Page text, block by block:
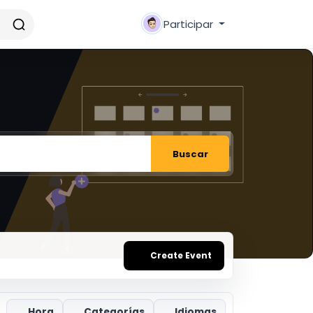
Participar
Buscar
Create Event